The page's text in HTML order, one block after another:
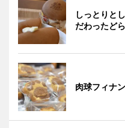
しっとりと
だわったど
肉球フィナ